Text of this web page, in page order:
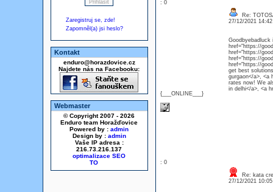
Zaregistruj se, zde!
Zapomněl(a) jsi heslo?
Kontakt
enduro@horazdovice.cz
Najdete nás na Facebooku:
Webmaster
© Copyright 2007 - 2026
Enduro team Horažďovice
Powered by : admin
Design by : admin
Vaše IP adresa :
216.73.216.137
optimalizace SEO
: 0
{___ONLINE___}
Re:
27/12/2021
href="https://
href="https://
href="https://
href="https://
get best
gurgaon</a>, <a
rates now! We
in delhi</a>, <a
: 0
Re: kata
27/12/2021